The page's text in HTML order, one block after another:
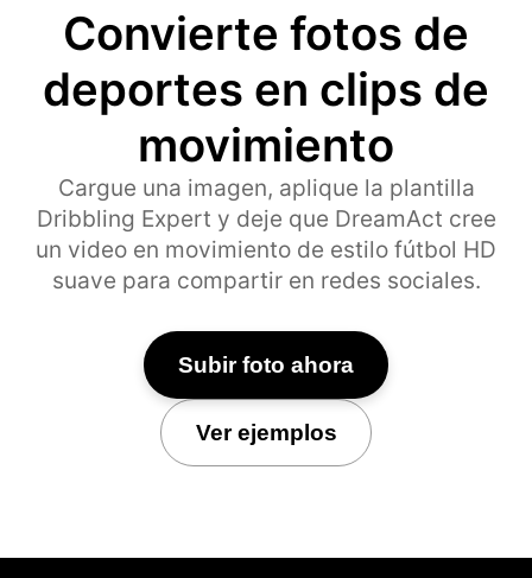
Convierte fotos de
deportes en clips de
movimiento
Cargue una imagen, aplique la plantilla
Dribbling Expert y deje que DreamAct cree
un video en movimiento de estilo fútbol HD
suave para compartir en redes sociales.
Subir foto ahora
Ver ejemplos